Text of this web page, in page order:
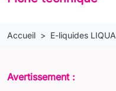
Accueil E-liquides LIQUA
Avertissement :